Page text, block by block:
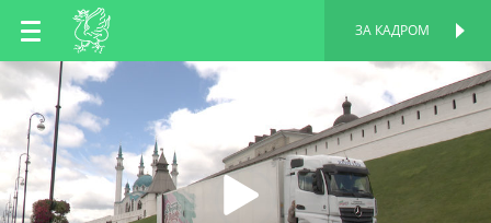
RU
TT
ЗА КАДРОМ
ПЕРСОНАЛЬНАЯ
СТРАНИЦА